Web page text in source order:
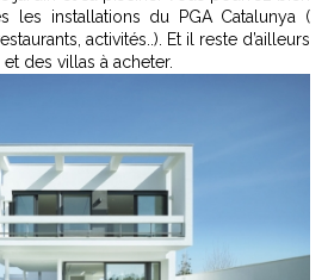
les installations du PGA Catalunya (
activités..). Et il reste d’ailleurs
des villas à acheter.